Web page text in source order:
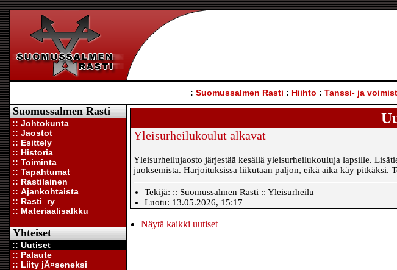
: Suomussalmen Rasti : Hiihto : Tanssi- ja
Suomussalmen Rasti
:: Johtokunta
:: Jaostot
:: Esittely
:: Historia
:: Toiminta
:: Tapahtumat
:: Rastilainen
:: Ajankohtaista
:: Rasti_ry
:: Materiaalisalkku
Yhteiset
:: Uutiset
:: Palaute
:: Liity jÃ¤seneksi
Yleisurheilukoulut alkavat
Yleisurheilujaosto järjestää kesällä yleisurheilukouluja lapsille.
juoksemista. Harjoituksissa liikutaan paljon, eikä aika käy pitkäksi.
Tekijä: :: Suomussalmen Rasti :: Yleisurheilu
Luotu: 13.05.2026, 15:17
Näytä kaikki uutiset